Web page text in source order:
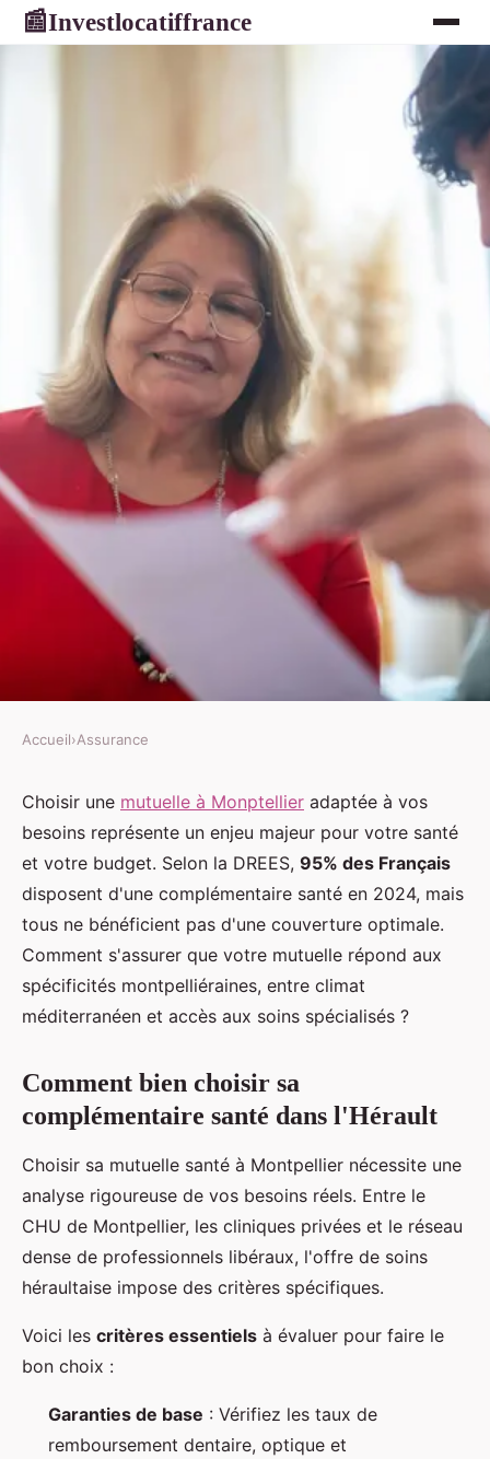
📰Investlocatiffrance
Mutuelle à Montpellier :
informations en attente de
réouverture
Soline•28 janvier 2026•7 min de lecture
Accueil›Assurance
Choisir une mutuelle à Monptellier adaptée à vos
besoins représente un enjeu majeur pour votre santé
et votre budget. Selon la DREES, 95% des Français
disposent d'une complémentaire santé en 2024, mais
tous ne bénéficient pas d'une couverture optimale.
Comment s'assurer que votre mutuelle répond aux
spécificités montpelliéraines, entre climat
méditerranéen et accès aux soins spécialisés ?
Comment bien choisir sa
complémentaire santé dans l'Hérault
Choisir sa mutuelle santé à Montpellier nécessite une
analyse rigoureuse de vos besoins réels. Entre le
CHU de Montpellier, les cliniques privées et le réseau
dense de professionnels libéraux, l'offre de soins
héraultaise impose des critères spécifiques.
Voici les critères essentiels à évaluer pour faire le
bon choix :
Garanties de base : Vérifiez les taux de
remboursement dentaire, optique et